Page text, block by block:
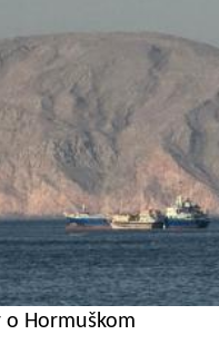
o Hormuškom